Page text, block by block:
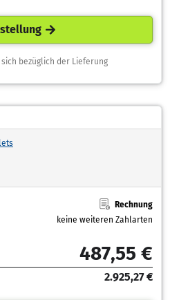
bezüglich der Lieferung
Rechnung
keine weiteren Zahlarten
487,55 €
2.925,27 €